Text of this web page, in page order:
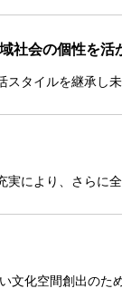
社会の個性を活
タイルを継承し
により、さらに
化空間創出のた